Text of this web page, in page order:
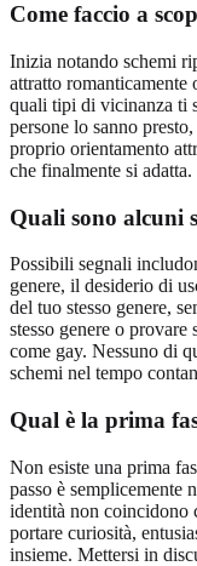
Come faccio a
Inizia notando schemi
attratto romanticamente
quali tipi di vicinanza ti
persone lo sanno
proprio orientamento
che finalmente si adatta.
Quali sono alcuni
Possibili segnali
genere, il desiderio di
del tuo stesso genere,
stesso genere o
come gay. Nessuno di
schemi nel tempo
Qual è la prima
Non esiste una prima
passo è semplicemente
identità non coincidono
portare curiosità,
insieme. Mettersi in